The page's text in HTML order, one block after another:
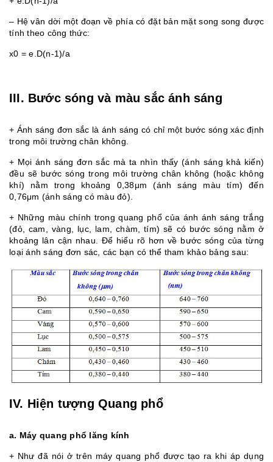
– Hệ vân dời một đoạn về phía có đặt bản mặt song song được
tính theo công thức:
x0 = e.D(n-1)/a
III. Bước sóng và màu sắc ánh sáng
+ Ánh sáng đơn sắc là ánh sáng có chỉ một bước sóng xác định
trong môi trường chân không.
+ Mọi ánh sáng đơn sắc mà ta nhìn thấy (ánh sáng khả kiến)
đều sẽ bước sóng trong môi trường chân không (hoặc không
khí) nằm trong khoảng 0,38μm (ánh sáng màu tím) đến
0,76μm (ánh sáng có màu đỏ).
+ Những màu chính trong quang phổ của ánh ánh sáng trắng
(đỏ, cam, vàng, lục, lam, chàm, tím) sẽ có bước sóng nằm ở
khoảng lân cận nhau. Để hiểu rõ hơn về bước sóng của từng
loại ánh sáng đơn sác, các bạn có thể tham khảo bảng sau:
IV. Hiện tượng Quang phổ
a. Máy quang phổ lăng kính
+ Như đã nói ở trên máy quang phổ được tạo ra khi áp dụng